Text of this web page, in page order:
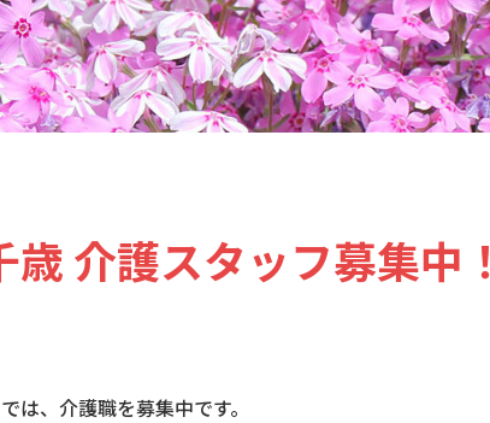
介護スタッフ募集中！
は、介護職を募集中です。